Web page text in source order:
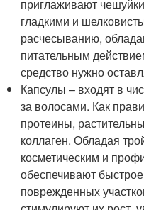
приглаживают
гладкими и
расчесыванию,
питательным
средство нужно
Капсулы – входят в
за волосами. Как
протеины,
коллаген. Обладая
косметическим и
обеспечивают
поврежденных